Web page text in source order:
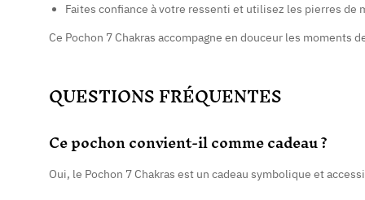
Faites confiance à votre ressenti et utilisez les pierres
Ce Pochon 7 Chakras accompagne en douceur les moments
QUESTIONS FRÉQUENTES
Ce pochon convient-il comme cadeau ?
Oui, le Pochon 7 Chakras est un cadeau symbolique et